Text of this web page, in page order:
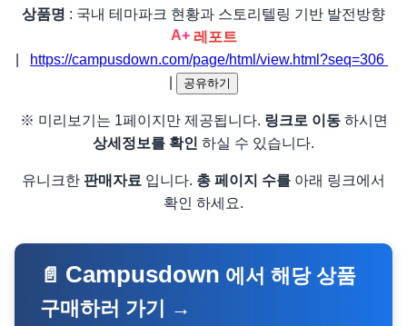
상품명 : 국내 테마파크 현황과 스토리텔링 기반 발전방향
A+레포트
https://campusdown.com/page/html/view.html?seq=306
공유하기
※ 미리보기는 1페이지만 제공됩니다. 링크로 이동하시면
상세정보를 확인 하실 수 있습니다.
유니크한 판매자료 입니다. 총 페이지 수를 아래 링크에서
확인 하세요.
📄 Campusdown 에서 해당 상품
구매하러 가기 →